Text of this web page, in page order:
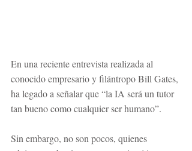
En una reciente entrevista realizada al
conocido empresario y filántropo Bill Gates,
ha legado a señalar que “la IA será un tutor
tan bueno como cualquier ser humano”.
Sin embargo, no son pocos, quienes